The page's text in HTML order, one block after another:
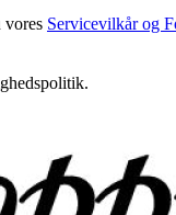
vores Servicevilkår og